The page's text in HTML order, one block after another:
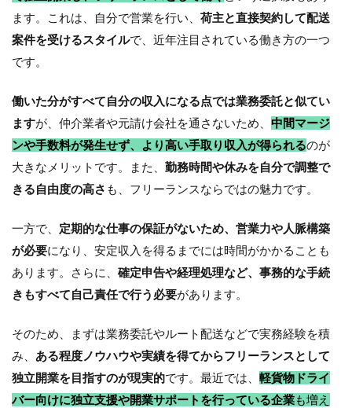
ます。これは、自分で営業を行い、 荷主と直接契約して配送
案件を受けるスタイルで、近年注目されている働き方の一つ
です。
働いた分がすべて自分の収入になる点では業務委託と似てい
ますが、仲介業者や元請け会社を通さないため、 中間マージ
ンや手数料が発生せず、より高い手取り収入が得られるのが
大きなメリットです。また、 勤務時間や休みを自分で調整で
きる自由度の高さ も、フリーランスならではの魅力です。
一方で、 定期的な仕事の保証がないため、営業力や人脈構築
が必要になり、安定収入を得るまでには時間がかかることも
あります。さらに、 確定申告や経理処理など、事務的な手続
きもすべて自己責任で行う必要があります。
そのため、まずは業務委託やルート配送などで実務経験を積
み、 ある程度ノウハウや実績を得てからフリーランスとして
独立開業を目指すのが現実的です。最近では、 軽貨物ドライ
バー向けに独立支援や開業サポートを行っている企業も増え